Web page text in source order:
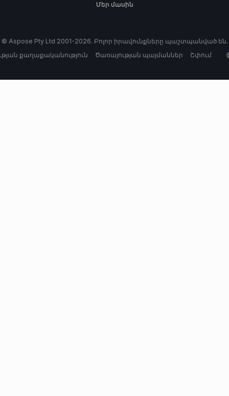
Մեր մասին
© Aspose Pty Ltd 2001-2026. Բոլոր իրավունքները պաշտպանված են.
քաղաքականություն
Ծառայության պայմաններ Շփում